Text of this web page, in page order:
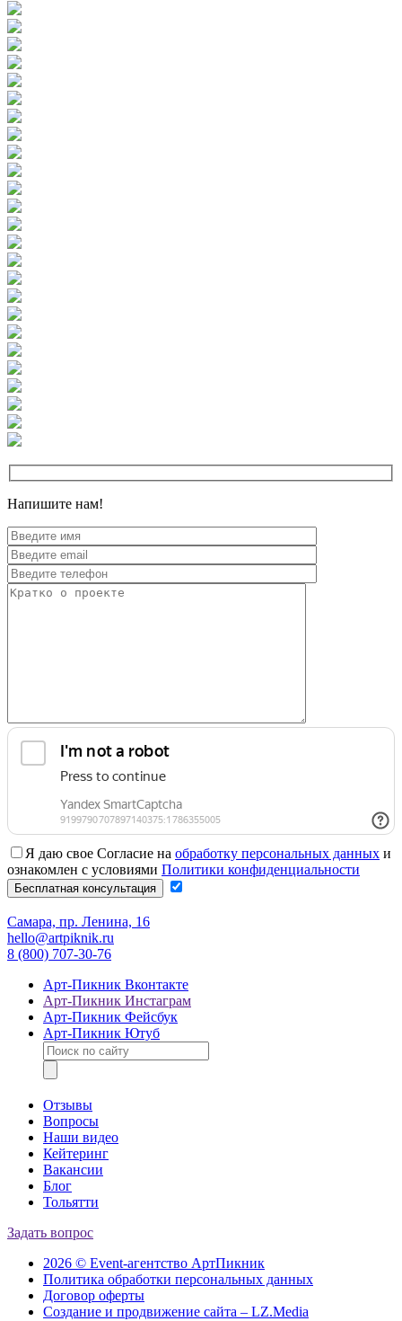
Напишите нам!
Я даю свое Согласие на обработку персональных данных и
ознакомлен с условиями Политики конфиденциальности
Самара, пр. Ленина, 16
hello@artpiknik.ru
8 (800) 707-30-76
Арт-Пикник Вконтакте
Арт-Пикник Инстаграм
Арт-Пикник Фейсбук
Арт-Пикник Ютуб
Отзывы
Вопросы
Наши видео
Кейтеринг
Вакансии
Блог
Тольятти
Задать вопрос
2026 © Event-агентство АртПикник
Политика обработки персональных данных
Договор оферты
Создание и продвижение сайта – LZ.Media